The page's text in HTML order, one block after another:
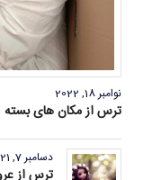
نوامبر 18, 2022
ترس از مکان های بسته
دسامبر 7, 2021